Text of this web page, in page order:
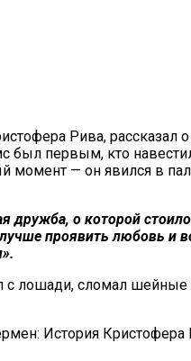
Рива,
был первым, кто
момент — он явился в
дружба, о которой
проявить любовь
лошади, сломал
История Кристофера